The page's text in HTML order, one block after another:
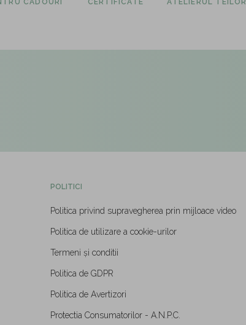
CADOURI
CERTIFICATE
ATELIERUL TEILOR
POLITICI
Politica privind supravegherea prin mijloace video
Politica de utilizare a cookie-urilor
Termeni și conditii
Politica de GDPR
Politica de Avertizori
Protectia Consumatorilor - A.N.P.C.